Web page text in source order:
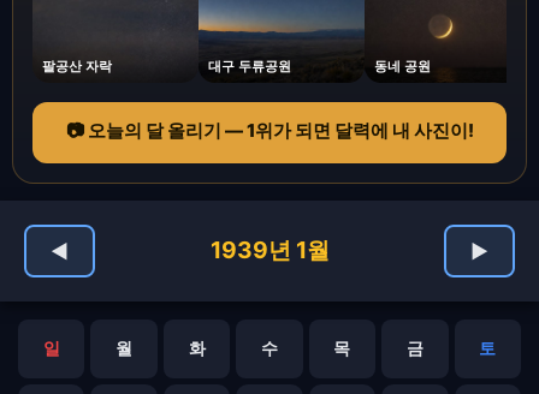
팔공산 자락 대구 두류공원 동네 공원
📷 오늘의 달 올리기 — 1위가 되면 달력에 내 사진이!
◀ 1939년 1월 ▶
일 월 화 수 목 금 토